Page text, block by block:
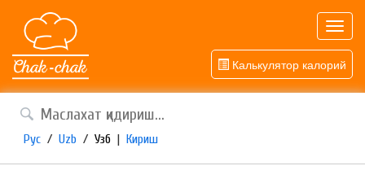
Калькулятор калорий
Рус / Uzb / Узб | Кириш